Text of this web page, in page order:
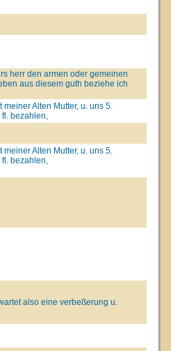
herr den armen oder gemeinen
aus diesem guth beziehe ich
Alten Mutter, u. uns 5.
bezahlen,
Alten Mutter, u. uns 5.
bezahlen,
also eine verbeßerung u.